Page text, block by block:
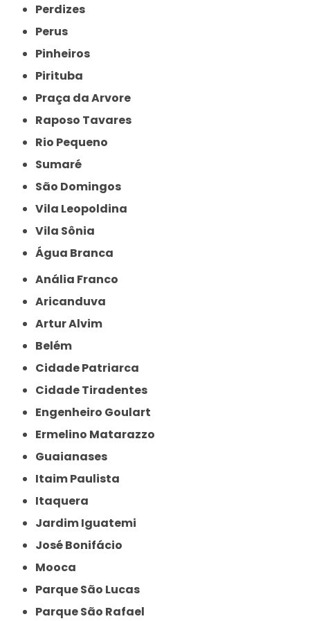
Perdizes
Perus
Pinheiros
Pirituba
Praça da Arvore
Raposo Tavares
Rio Pequeno
Sumaré
São Domingos
Vila Leopoldina
Vila Sônia
Água Branca
Anália Franco
Aricanduva
Artur Alvim
Belém
Cidade Patriarca
Cidade Tiradentes
Engenheiro Goulart
Ermelino Matarazzo
Guaianases
Itaim Paulista
Itaquera
Jardim Iguatemi
José Bonifácio
Mooca
Parque São Lucas
Parque São Rafael